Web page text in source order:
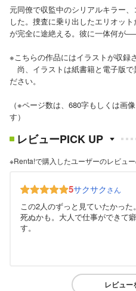
元同僚で収監中のシリアルキラー
した。捜査に乗り出したエリオッ
が完全に途絶える。彼に一体何が
※こちらの作品にはイラストが収録
尚、イラストは紙書籍と電子版で
ださい。
（※ページ数は、680字もしくは画
す）
レビューPICK UP
※Renta!で購入したユーザーのレビュ
5サクサクさん
この2人のずっと見ていたかっ
死ぬかも。大人で仕事ができて
す。
レビュー